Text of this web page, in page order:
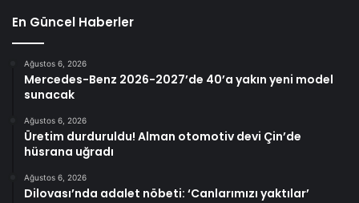
En Güncel Haberler
Ağustos 6, 2026
Mercedes-Benz 2026-2027’de 40’a yakın yeni model
sunacak
Ağustos 6, 2026
Üretim durduruldu! Alman otomotiv devi Çin’de
hüsrana uğradı
Ağustos 6, 2026
Dilovası’nda adalet nöbeti: ‘Canlarımızı yaktılar’